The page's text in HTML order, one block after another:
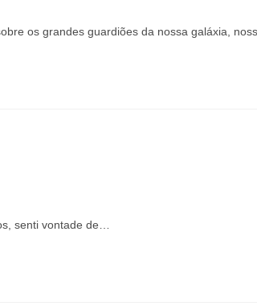
os grandes guardiões da nossa galáxia,
senti vontade de…